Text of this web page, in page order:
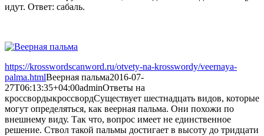
идут. Ответ: сабаль.
https://krosswordscanword.ru/otvety-na-krosswordy/veernaya-
palma.htmlВеерная пальма2016-07-
27T06:13:35+04:00adminОтветы на
кроссвордыкроссвордСуществует шестнадцать видов, которые
могут определяться, как веерная пальма. Они похожи по
внешнему виду. Так что, вопрос имеет не единственное
решение. Ствол такой пальмы достигает в высоту до тридцати